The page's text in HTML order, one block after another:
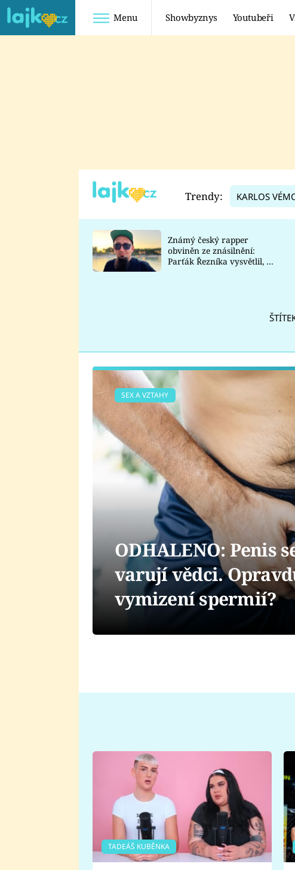
Menu Showbyznys Youtubeři
TADEÁŠ KUBĚNKA
DATEL
Trendy: KARLOS
Známý český rapper
obviněn ze znásilnění:
Parťák Řezníka vysvětlil, co
SEX A VZTAHY
ODHALENO: Penis
varují vědci.
vymizení spermií?
TADEÁŠ KUBĚNKA